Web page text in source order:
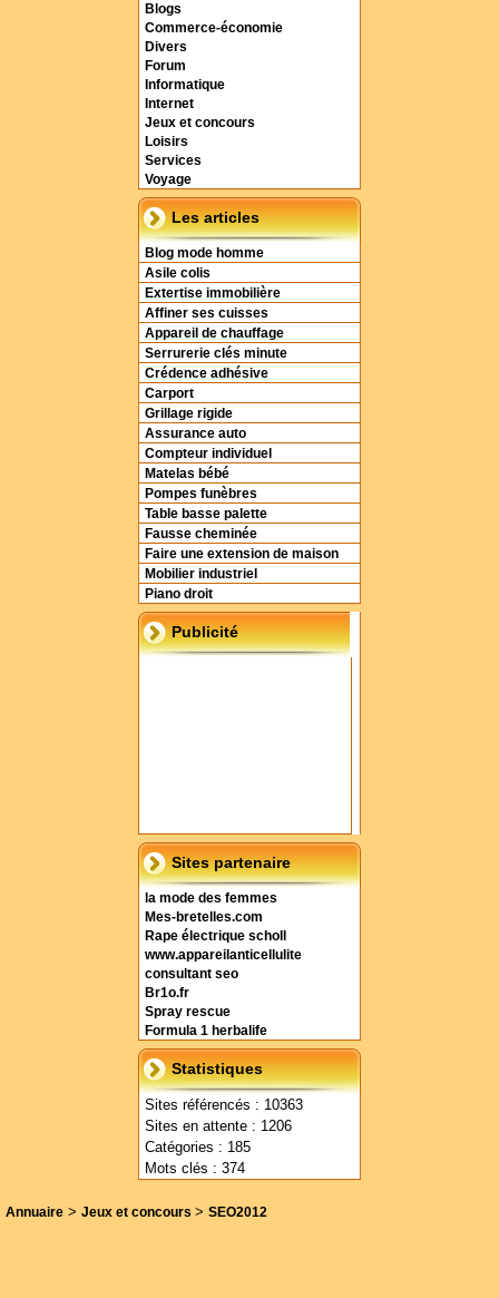
Blogs
Commerce-économie
Divers
Forum
Informatique
Internet
Jeux et concours
Loisirs
Services
Voyage
Les articles
Blog mode homme
Asile colis
Extertise immobilière
Affiner ses cuisses
Appareil de chauffage
Serrurerie clés minute
Crédence adhésive
Carport
Grillage rigide
Assurance auto
Compteur individuel
Matelas bébé
Pompes funèbres
Table basse palette
Fausse cheminée
Faire une extension de maison
Mobilier industriel
Piano droit
Publicité
Sites partenaire
la mode des femmes
Mes-bretelles.com
Rape électrique scholl
www.appareilanticellulite
consultant seo
Br1o.fr
Spray rescue
Formula 1 herbalife
Statistiques
Sites référencés : 10363
Sites en attente : 1206
Catégories : 185
Mots clés : 374
Annuaire > Jeux et concours > SEO2012